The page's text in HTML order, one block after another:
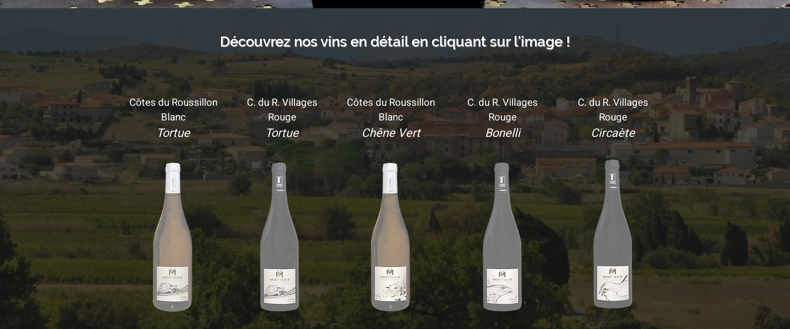
Découvrez nos vins en détail en cliquant sur l'image !
Côtes du Roussillon
Blanc
Tortue
C. du R. Villages
Rouge
Tortue
Côtes du Roussillon
Blanc
Chêne Vert
C. du R. Villages
Rouge
Bonelli
C. du R. Villages
Rouge
Circaète